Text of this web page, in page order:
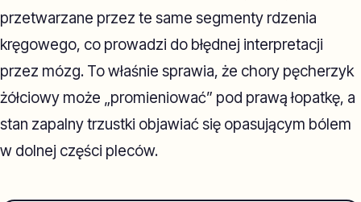
przetwarzane przez te same segmenty rdzenia
kręgowego, co prowadzi do błędnej interpretacji
przez mózg. To właśnie sprawia, że chory pęcherzyk
żółciowy może „promieniować” pod prawą łopatkę, a
stan zapalny trzustki objawiać się opasującym bólem
w dolnej części pleców.